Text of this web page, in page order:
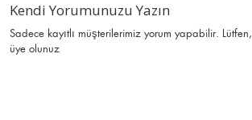
Kendi Yorumunuzu Yazın
Sadece kayıtlı müşterilerimiz yorum yapabilir. Lütfen,
üye olunuz